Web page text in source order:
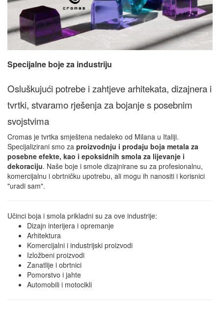
Specijalne boje za industriju
Osluškujući potrebe i zahtjeve arhitekata, dizajnera i
tvrtki, stvaramo rješenja za bojanje s posebnim
svojstvima
Cromas je tvrtka smještena nedaleko od Milana u Italiji.
Specijalizirani smo za proizvodnju i prodaju boja metala za
posebne efekte, kao i epoksidnih smola za lijevanje i
dekoraciju. Naše boje i smole dizajnirane su za profesionalnu,
komercijalnu i obrtničku upotrebu, ali mogu ih nanositi i korisnici
"uradi sam".
Učinci boja i smola prikladni su za ove industrije:
Dizajn interijera i opremanje
Arhitektura
Komercijalni i industrijski proizvodi
Izložbeni proizvodi
Zanatlije i obrtnici
Pomorstvo i jahte
Automobili i motocikli